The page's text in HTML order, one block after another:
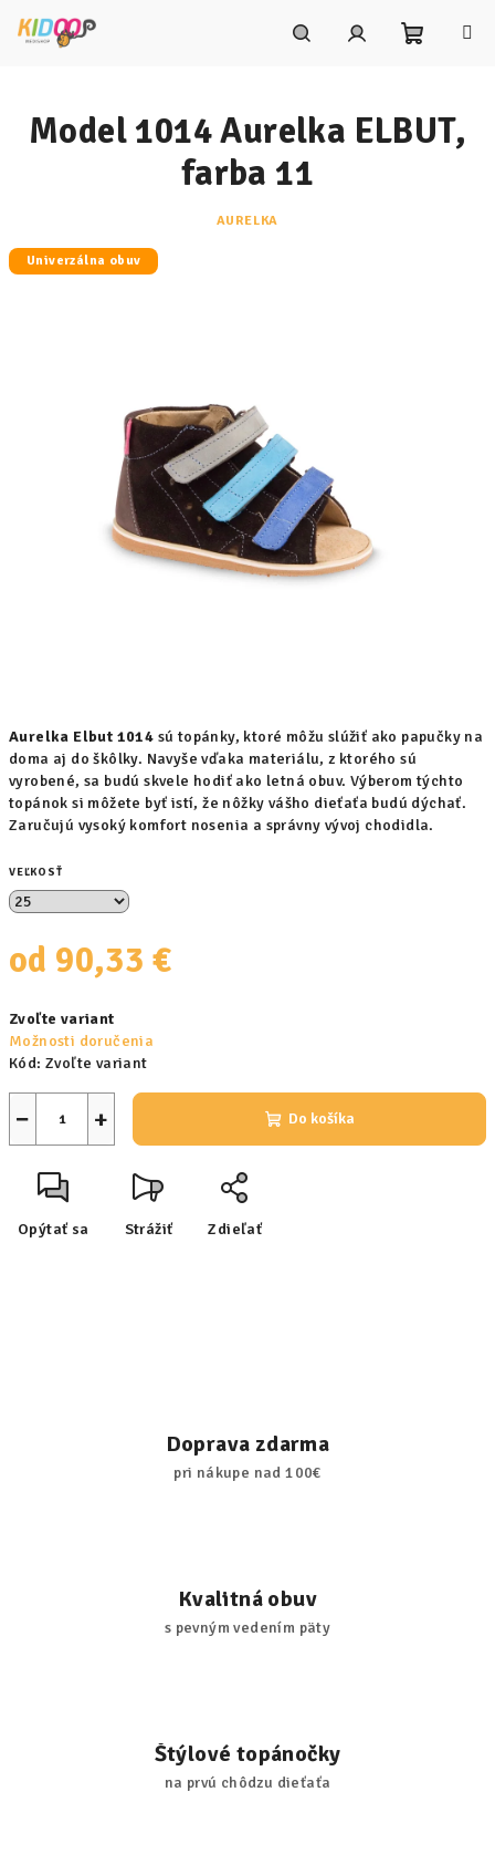
košík
Aurelka Elbut 1014 sú topánky, ktoré môžu slúžiť ako papučky na
doma aj do škôlky. Navyše vďaka materiálu, z ktorého sú
vyrobené, sa budú skvele hodiť ako letná obuv. Výberom týchto
topánok si môžete byť istí, že nôžky vášho dieťaťa budú dýchať.
Zaručujú vysoký komfort nosenia a správny vývoj chodidla.
VEĽKOSŤ
od 90,33 €
cena:
Zvoľte variant
Možnosti doručenia
Kód: Zvoľte variant
+
− Do košíka
Opýtať sa Strážiť Zdieľať
Model 1014 Aurelka ELBUT,
farba 11
AURELKA
Univerzálna obuv
Doprava zdarma
pri nákupe nad 100€
Kvalitná obuv
s pevným vedením päty
Štýlové topánočky
na prvú chôdzu dieťaťa